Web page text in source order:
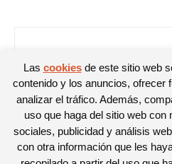
Las cookiesde este sitio web
contenido y los anuncios, ofrecer
analizar el tráfico. Además,
uso que haga del sitio web con
sociales, publicidad y análisis
con otra información que les